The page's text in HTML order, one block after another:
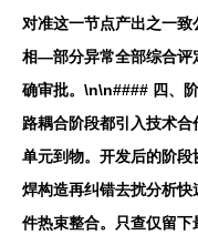
对准这一节点产出之一
相—部分异常全部综合评
确审批。\n\n#### 四、
路耦合阶段都引入技术
单元到物。开发后的阶
焊构造再纠错去扰分析快
件热束整合。只查仅留下